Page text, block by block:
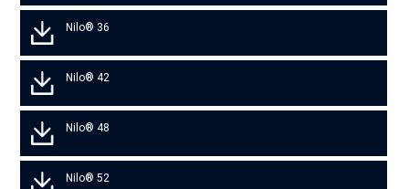
Nilo® 36
Nilo® 42
Nilo® 48
Nilo® 52